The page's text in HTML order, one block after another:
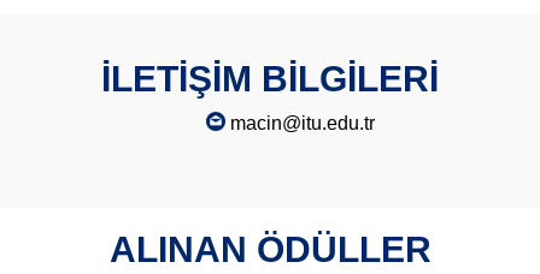
İLETİŞİM BİLGİLERİ
macin@itu.edu.tr
ALINAN ÖDÜLLER